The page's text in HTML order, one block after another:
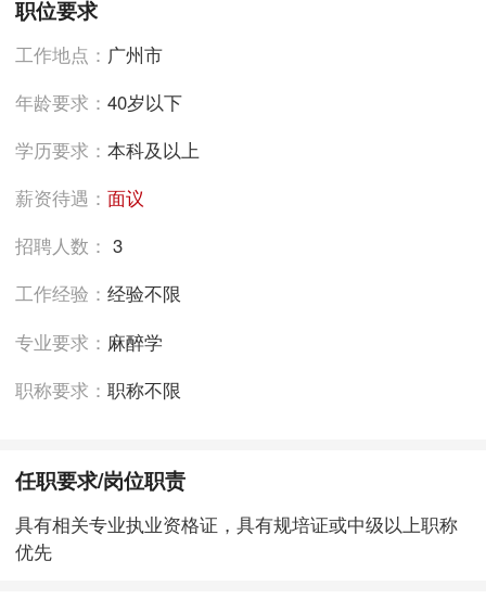
职位要求
工作地点： 广州市
年龄要求：40岁以下
学历要求：本科及以上
薪资待遇：面议
招聘人数：3
工作经验：经验不限
专业要求： 麻醉学
职称要求：职称不限
任职要求/岗位职责
具有相关专业执业资格证，具有规培证或中级以上职称
优先